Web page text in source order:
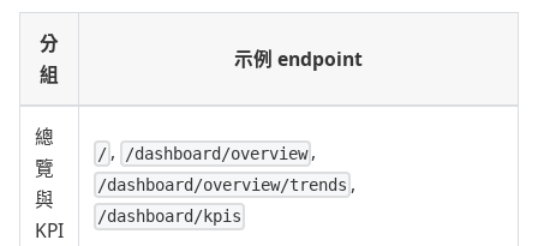
分
組
示例 endpoint
總
覽
與
KPI
/ , /dashboard/overview,
/dashboard/overview/trends ,
/dashboard/kpis